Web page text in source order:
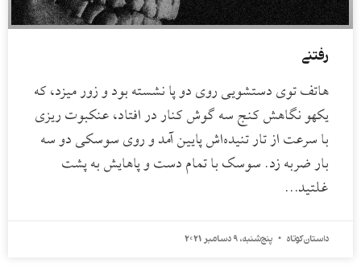
رفتنی
هاتف توی دستشویی روی دو پا نشسته بود و زور میزد، که
یکهو نگاهش کنج سه گوش کنار در افتاد، عنکبوت ریزی
با سرعت از تار تنیده‌اش پایین آمد و روی سوسکی دو سه
بار ضربه زد. سوسک با تمام دست و پاهایش به پشت
غلتید…
داستان کوتاه پنج‌شنبه، 9 دسامبر 2021